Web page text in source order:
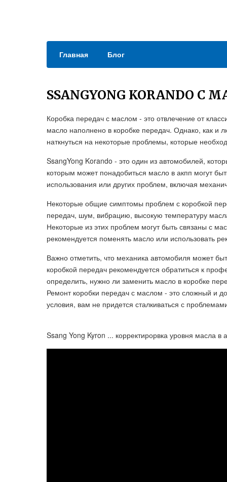
Главная Блог
SSANGYONG KORANDO C
Коробка передач с маслом - это отвлечение от
масло наполнено в коробке передач. Однако, как и
наткнуться на некоторые проблемы, которые
SsangYong Korando - это один из автомобилей,
которым может понадобиться масло в акпп могут
использования или других проблем, включая
Некоторые общие симптомы проблем с коробкой
передач, шум, вибрацию, высокую температуру
Некоторые из этих проблем могут быть связаны с
рекомендуется поменять масло или использовать
Важно отметить, что механика автомобиля может
коробкой передач рекомендуется обратиться к
определить, нужно ли заменить масло в коробке
Ремонт коробки передач с маслом - это сложный и
условия, вам не придется сталкиваться с
Ssang Yong Kyron ... корректирорвка уровня масла в